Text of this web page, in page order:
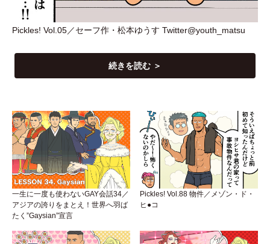
Pickles! Vol.05／セーフ作 ・ 松本ゆうす Twitter@youth_matsu
続きを読む ＞
一生に一度も使わないGAY会話34／
アジアの誇りをまとえ！世界へ羽ば
たく”Gaysian”宣言
Pickles! Vol.88 物件／メゾン・ド・
ヒ●コ